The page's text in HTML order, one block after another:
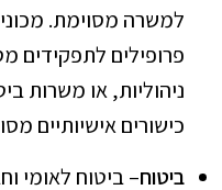
למשרה מסוימת.
פרופילים לתפקידים
ניהוליות, או משרות
כישורים אישיותיים
ביטוח– ביטוח לאומי